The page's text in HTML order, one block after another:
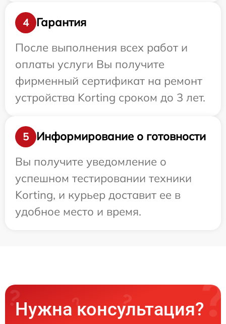
4
Гарантия
После выполнения всех работ и
оплаты услуги Вы получите
фирменный сертификат на ремонт
устройства Korting сроком до 3 лет.
5
Информирование о готовности
Вы получите уведомление о
успешном тестировании техники
Korting, и курьер доставит ее в
удобное место и время.
Нужна консультация?